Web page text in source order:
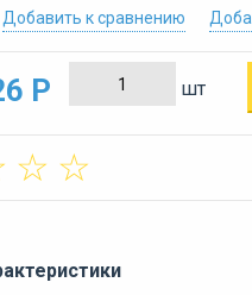
Добавить к сравнению
Р шт
☆
☆